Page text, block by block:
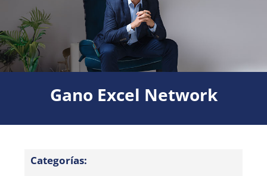
Gano Excel Network
Categorías: